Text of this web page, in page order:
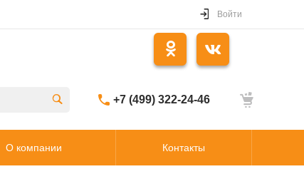
Войти
+7 (499) 322-24-46
О компании Контакты